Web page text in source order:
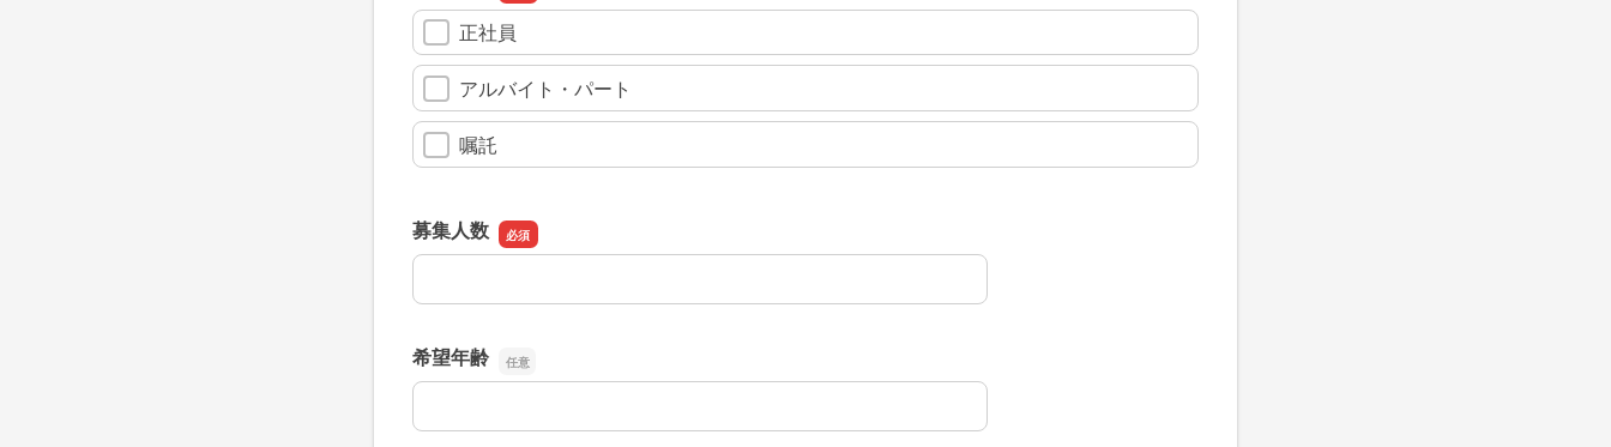
正社員
アルバイト・パート
嘱託
募集人数
募集人数
希望年齢
希望年齢